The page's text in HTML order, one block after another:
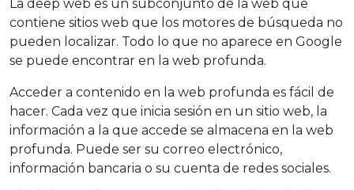
La deep web es un subconjunto de la web que
contiene sitios web que los motores de búsqueda no
pueden localizar. Todo lo que no aparece en Google
se puede encontrar en la web profunda.
Acceder a contenido en la web profunda es fácil de
hacer. Cada vez que inicia sesión en un sitio web, la
información a la que accede se almacena en la web
profunda. Puede ser su correo electrónico,
información bancaria o su cuenta de redes sociales.